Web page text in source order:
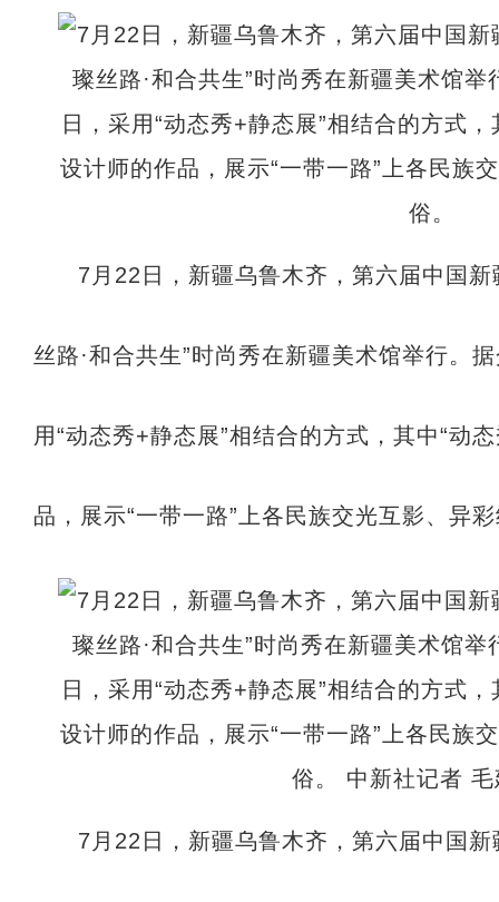
7月22日，新疆乌鲁木齐，第六届中国
丝路·和合共生”时尚秀在新疆美术馆举行。
用“动态秀+静态展”相结合的方式，其中“动
品，展示“一带一路”上各民族交光互影、异
7月22日，新疆乌鲁木齐，第六届中国